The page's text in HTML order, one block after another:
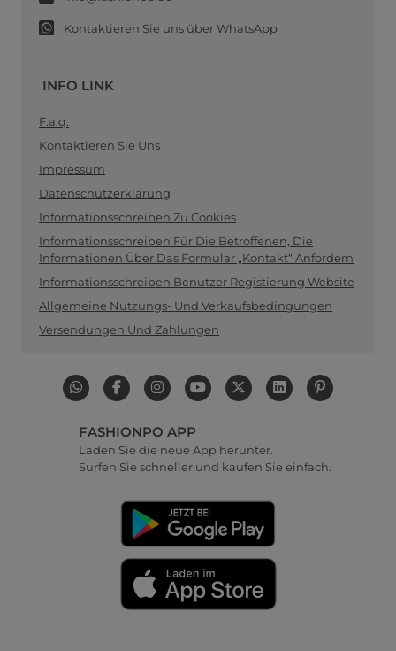
Kontaktieren Sie uns über WhatsApp
INFO LINK
F.a.q.
Kontaktieren Sie Uns
Impressum
Datenschutzerklärung
Informationsschreiben Zu Cookies
Informationsschreiben Für Die Betroffenen, Die
Informationen Über Das Formular „Kontakt“ Anfordern
Informationsschreiben Benutzer Registierung Website
Allgemeine Nutzungs- Und Verkaufsbedingungen
Versendungen Und Zahlungen
FASHIONPO APP
Laden Sie die neue App herunter.
Surfen Sie schneller und kaufen Sie einfach.